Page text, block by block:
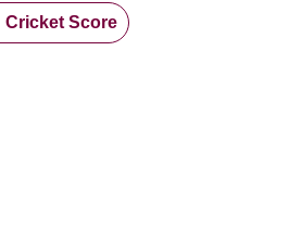
Cricket Score